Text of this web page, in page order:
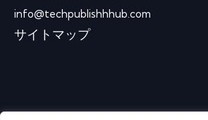
info@techpublishhhub.com
サイトマップ